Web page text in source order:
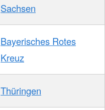
Sachsen
Bayerisches Rotes
Kreuz
Thüringen